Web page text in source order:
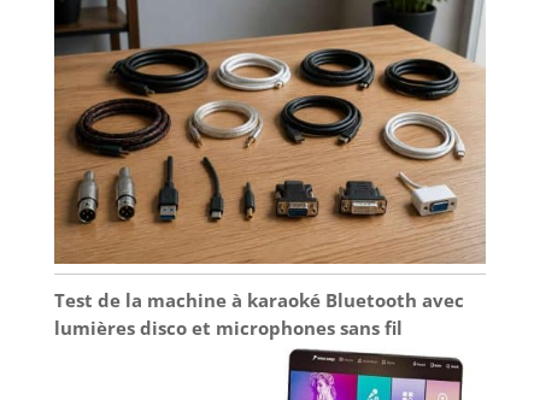
Test de la machine à karaoké Bluetooth avec
lumières disco et microphones sans fil